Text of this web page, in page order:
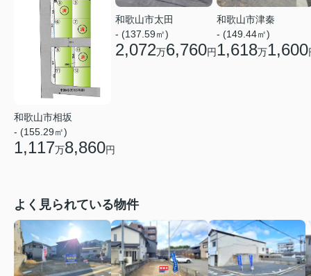
和歌山市相坂
- (155.29㎡)
1,117万8,860円
和歌山市太田
- (137.59㎡)
2,072万6,760円
和歌山市津秦
- (149.44㎡)
1,618万1,600
よく見られている物件